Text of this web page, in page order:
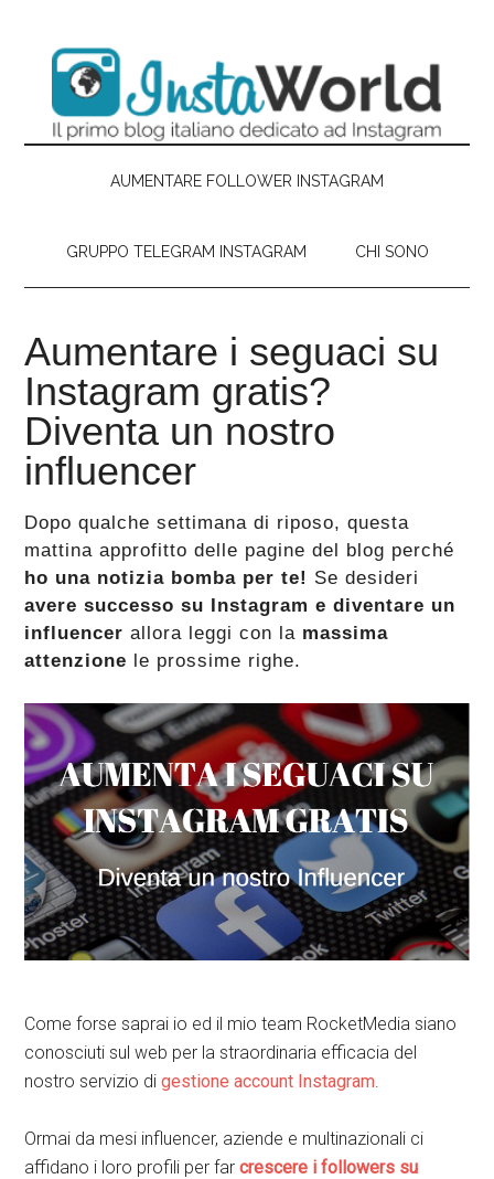
contenuto
principale
secondary
laterale
primaria
AUMENTARE FOLLOWER INSTAGRAM
GRUPPO TELEGRAM INSTAGRAM CHI SONO
Aumentare i seguaci su
Instagram gratis?
Diventa un nostro
influencer
Dopo qualche settimana di riposo, questa
mattina approfitto delle pagine del blog perché
ho una notizia bomba per te! Se desideri
avere successo su Instagram e diventare un
influencer allora leggi con la massima
attenzione le prossime righe.
Come forse saprai io ed il mio team RocketMedia siano
conosciuti sul web per la straordinaria efficacia del
nostro servizio digestione account Instagram.
Ormai da mesi influencer, aziende e multinazionali ci
affidano i loro profili per farcrescere i followers su